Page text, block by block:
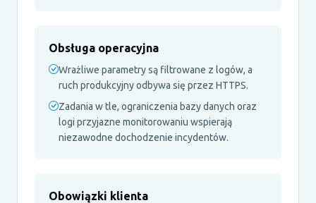
Obsługa operacyjna
Wrażliwe parametry są filtrowane z logów, a
ruch produkcyjny odbywa się przez HTTPS.
Zadania w tle, ograniczenia bazy danych oraz
logi przyjazne monitorowaniu wspierają
niezawodne dochodzenie incydentów.
Obowiązki klienta